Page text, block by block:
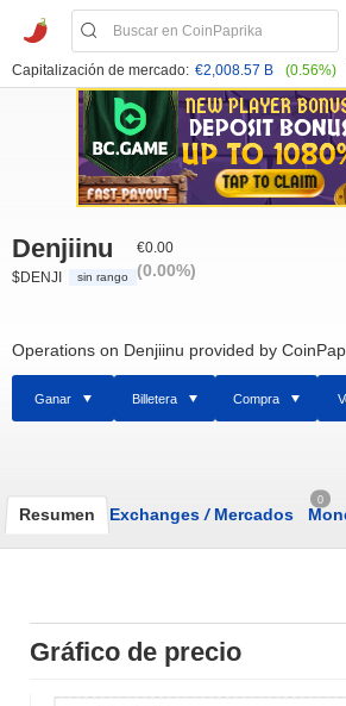
Capitalización de mercado: €2,008.57 B (0.56%)
Denjiinu
$DENJI sin rango
€0.00
(0.00%)
Operations on Denjiinu provided by
Ganar Billetera Compra
Resumen Exchanges /Mercados
0
Gráfico de precio